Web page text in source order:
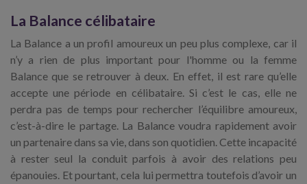
La Balance célibataire
La Balance a un profil amoureux un peu plus complexe, car il
n’y a rien de plus important pour l'homme ou la femme
Balance que se retrouver à deux. En effet, il est rare qu’elle
accepte une période en célibataire. Si c’est le cas, elle ne
perdra pas de temps pour rechercher l’équilibre amoureux,
c’est-à-dire le partage. La Balance voudra rapidement avoir
un partenaire dans sa vie, dans son quotidien. Cette incapacité
à rester seul la conduit parfois à avoir des relations peu
épanouies. Et pourtant, cela lui permettra toutefois d’avoir un